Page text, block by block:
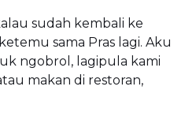
sudah kembali ke
sama Pras lagi. Aku
ngobrol, lagipula kami
makan di restoran,